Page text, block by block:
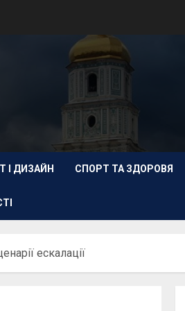
І ДИЗАЙН СПОРТ ТА ЗДОРОВЯ
ескалації